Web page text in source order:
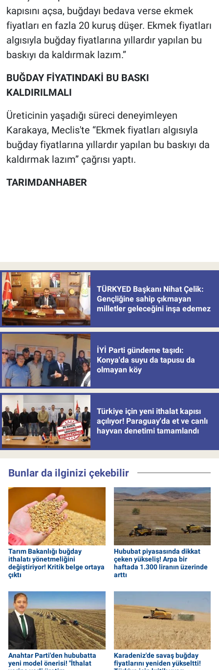
kapısını açsa, buğdayı bedava verse ekmek
fiyatları en fazla 20 kuruş düşer. Ekmek fiyatları
algısıyla buğday fiyatlarına yıllardır yapılan bu
baskıyı da kaldırmak lazım.”
BUĞDAY FİYATINDAKİ BU BASKI
KALDIRILMALI
Üreticinin yaşadığı süreci deneyimleyen
Karakaya, Meclis'te “Ekmek fiyatları algısıyla
buğday fiyatlarına yıllardır yapılan bu baskıyı da
kaldırmak lazım” çağrısı yaptı.
TARIMDANHABER
TÜRKYED Başkanı Nihat Çelik:
Gençliğine sahip çıkmayan
milletler geleceğini inşa edemez
İYİ Parti gündeme taşıdı:
Konya'da suyu da tapusu da
olmayan köy
Türkiye için yeni ithalat kapısı
açılıyor! Paraguay'da et ve canlı
hayvan denetimi tamamlandı
Bunlar da ilginizi çekebilir
Tarım Bakanlığı buğday
ithalatı yönetmeliğini
değiştiriyor! Kritik belge ortaya
çıktı
Hububat piyasasında dikkat
çeken yükseliş! Arpa bir
haftada 1.300 liranın üzerinde
arttı
Anahtar Parti'den hububatta
yeni model önerisi! "İthalat
Karadeniz'de savaş buğday
fiyatlarını yeniden yükseltti!